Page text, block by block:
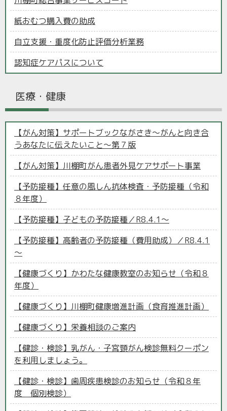
紙おむつ購入費の助成
自立支援・重度化防止評価分析業務
認知症ケアパスについて
医療・健康
【がん対策】サポートブックながさき～がんと向き合
うあなたに伝えたいこと～第７版
【がん対策】川棚町がん患者外見ケアサポート事業
【予防接種】任意の風しん抗体検査・予防接種（令和
８年度）
【予防接種】子どもの予防接種／R8.4.1～
【予防接種】高齢者の予防接種（費用助成）／R8.4.1
～
【健康づくり】かわたな健康教室のお知らせ（令和８
年度）
【健康づくり】川棚町健康増進計画（食育推進計画）
【健康づくり】栄養相談のご案内
【健診・検診】乳がん・子宮頸がん検診無料クーポン
を利用しましょう。
【健診・検診】歯周疾患検診のお知らせ（令和８年
度 個別検診）